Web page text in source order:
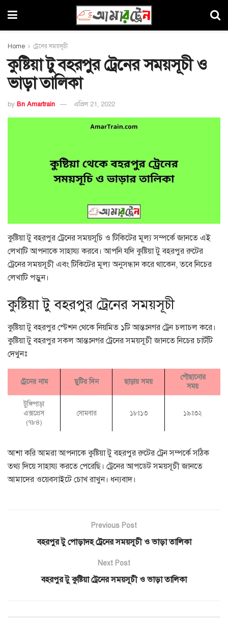
Home ট্রেনের সময়সূচী
কুষ্টিয়া টু বহরপুর ট্রেনের সময়সূচী ও
ভাড়া তালিকা
by Bn Amartrain এপ্রিল 21, 2022
কুষ্টিয়া টু বহরপুর ট্রেনের সময়সূচি ও টিকিটের মূল্য সম্পর্কে জানতে এই
লেখাটি আপনাকে সাহায্য করবে। আপনি যদি কুষ্টিয়া টু বহরপুর রুটের
ট্রেনের সময়সূচী এবং টিকিটের মূল্য অনুসন্ধান করে থাকেন, তবে নিচের
লেখাটি পড়ুন।
কুষ্টিয়া টু বহরপুর ট্রেনের সময়সূচী
কুষ্টিয়া টু বহরপুর স্টেশন থেকে নিয়মিত ১টি আন্তঃনগর ট্রেন চলাচল করে।
কুষ্টিয়া টু বহরপুর সকল আন্তঃনগর ট্রেনের সময়সূচী জানতে নিচের চার্টটি
দেখুনঃ
ট্রেনের নাম ছুটির দিন ছাড়ায় সময়
পৌছানোর
সময়
টুঙ্গিপাড়া
এক্সপ্রেস
(৭৮৪)
সোমবার ১৮ঃ১৩ ১৯ঃ৩২
আশা করি আমরা আপনাকে কুষ্টিয়া টু বহরপুর রুটের ট্রেন সম্পর্কে সঠিক
তথ্য দিয়ে সাহায্য করতে পেরেছি। ট্রেনের আপডেট সময়সূচী জানতে
আমাদের ওয়েবসাইটে চোখ রাখুন। ধন্যবাদ।
Previous Post
বহরপুর টু পোড়াদহ ট্রেনের সময়সূচী ও ভাড়া তালিকা
Next Post
বহরপুর টু কুষ্টিয়া ট্রেনের সময়সূচী ও ভাড়া তালিকা